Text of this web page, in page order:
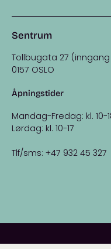
Sentrum
Tollbugata 27
0157 OSLO
Åpningstider
Mandag-Fredag: kl. 10-
Lørdag: kl. 10-17
Tlf/sms: +47 932 45 327